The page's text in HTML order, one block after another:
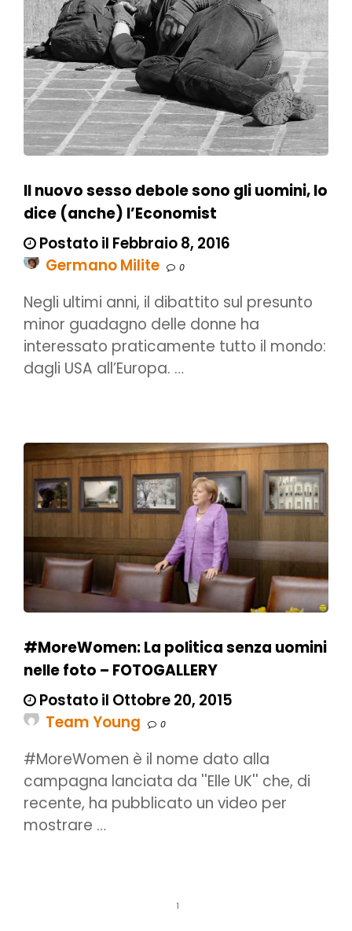
Il nuovo sesso debole sono gli uomini, lo
dice (anche) l’Economist
Postato il Febbraio 8, 2016
Germano Milite
0
Negli ultimi anni, il dibattito sul presunto
minor guadagno delle donne ha
interessato praticamente tutto il mondo:
dagli USA all’Europa. …
#MoreWomen: La politica senza uomini
nelle foto – FOTOGALLERY
Postato il Ottobre 20, 2015
Team Young
0
#MoreWomen è il nome dato alla
campagna lanciata da ''Elle UK'' che, di
recente, ha pubblicato un video per
mostrare …
1